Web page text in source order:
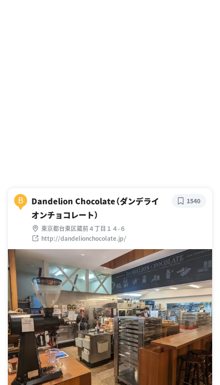
B
Dandelion Chocolate（ダンデライ
オンチョコレート）
東京都台東区蔵前４丁目１４-６
http://dandelionchocolate.jp/
1540